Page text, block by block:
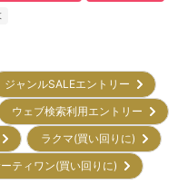
ジャンルSALEエントリー
ウェブ検索利用エントリー
ラクマ(買い回りに)
ティワン(買い回りに)